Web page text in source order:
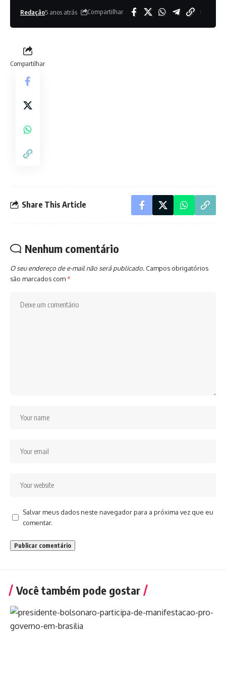
Redação5 anos atrás Compartilhar
Compartilhar
Share This Article
Nenhum comentário
O seu endereço de e-mail não será publicado. Campos obrigatórios
são marcados com*
Salvar meus dados neste navegador para a próxima vez que eu
comentar.
Você também pode gostar